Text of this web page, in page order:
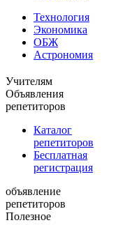
Технология
Экономика
ОБЖ
Астрономия
Учителям
Объявления
репетиторов
Каталог
репетиторов
Бесплатная
регистрация
объявление
репетиторов
Полезное